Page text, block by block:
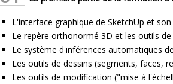
L'interface graphique de SketchUp et
Le repère orthonormé 3D et les outils
Le système d'inférences automatiques
Les outils de dessins (segments, faces,
Les outils de modification ("mise à